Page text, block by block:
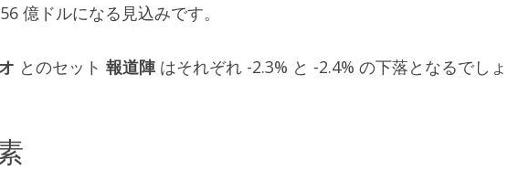
億ドルになる見込みです。
とのセット 報道陣はそれぞれ -2.3% と -2.4% の下落となるでしょ